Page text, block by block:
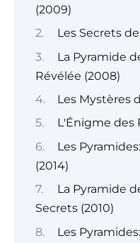
(2009)
Les Secrets
La Pyramide
Révélée (2008)
Les Mystères
L'Énigme des
Les
(2014)
La Pyramide
Secrets (2010)
Les